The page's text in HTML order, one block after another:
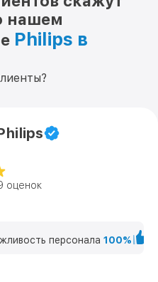
нашем
Philips в
оценок
персонала 100%